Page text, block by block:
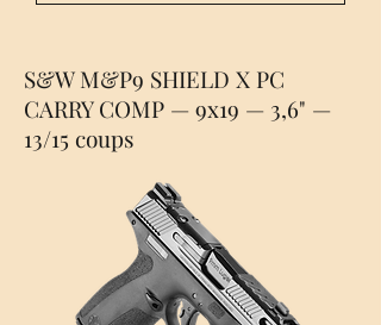
S&W M&P9 SHIELD X PC
CARRY COMP — 9x19 — 3,6" —
13/15 coups